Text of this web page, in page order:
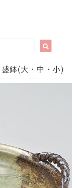
鉢(大・中・小)